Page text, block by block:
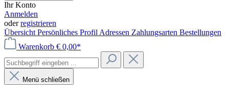
Ihr Konto
Anmelden
oderregistrieren
Übersicht Persönliches Profil Adressen Zahlungsarten Bestellungen
Warenkorb € 0,00*
Menü schließen